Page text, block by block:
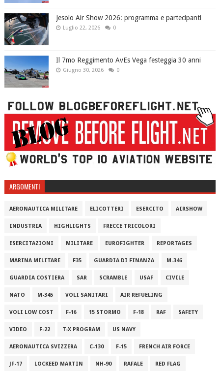
Jesolo Air Show 2026: programma e partecipanti
Luglio 22, 2026 0
Il 7mo Reggimento AvEs Vega festeggia 30 anni
Giugno 30, 2026 0
ARGOMENTI
AERONAUTICA MILITARE ELICOTTERI ESERCITO AIRSHOW
INDUSTRIA HIGHLIGHTS FRECCE TRICOLORI
ESERCITAZIONI MILITARE EUROFIGHTER REPORTAGES
MARINA MILITARE F35 GUARDIA DI FINANZA M-346
GUARDIA COSTIERA SAR SCRAMBLE USAF CIVILE
NATO M-345 VOLI SANITARI AIR REFUELING
VOLI LOW COST F-16 15 STORMO F-18 RAF SAFETY
VIDEO F-22 T-X PROGRAM US NAVY
AERONAUTICA SVIZZERA C-130 F-15 FRENCH AIR FORCE
JF-17 LOCKEED MARTIN NH-90 RAFALE RED FLAG